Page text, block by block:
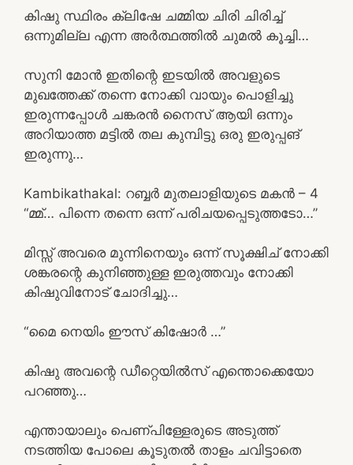
കിഷു സ്ഥിരം ക്ലിഷേ ചമ്മിയ ചിരി ചിരിച്ച്
ഒന്നുമില്ല എന്ന അർത്ഥത്തിൽ ചുമൽ കൂച്ചി…
സുനി മോൻ ഇതിന്റെ ഇടയിൽ അവളുടെ
മുഖത്തേക്ക് തന്നെ നോക്കി വായും പൊളിച്ചു
ഇരുന്നപ്പോൾ ചങ്കരൻ നൈസ് ആയി ഒന്നും
അറിയാത്ത മട്ടിൽ തല കുമ്പിട്ടു ഒരു ഇരുപ്പങ്
ഇരുന്നു…
Kambikathakal: റബ്ബര്‍ മുതലാളിയുടെ മകന്‍ – 4
“മ്മ്… പിന്നെ തന്നെ ഒന്ന് പരിചയപ്പെടുത്തടോ…”
മിസ്സ്‌ അവരെ മുന്നിനെയും ഒന്ന് സൂക്ഷിച് നോക്കി
ശങ്കരന്റെ കുനിഞ്ഞുള്ള ഇരുത്തവും നോക്കി
കിഷുവിനോട് ചോദിച്ചു…
“മൈ നെയിം ഈസ്‌ കിഷോർ …”
കിഷു അവന്റെ ഡീറ്റെയിൽസ് എന്തൊക്കെയോ
പറഞ്ഞു…
എന്തായാലും പെണ്പിള്ളേരുടെ അടുത്ത്
നടത്തിയ പോലെ കൂടുതൽ താളം ചവിട്ടാതെ